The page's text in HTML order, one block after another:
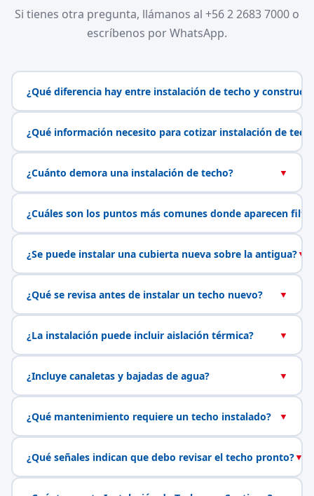
Si tienes otra pregunta, llámanos al +56 2 2683 7000 o
escríbenos por WhatsApp.
¿Qué diferencia hay entre instalación de techo y
¿Qué información necesito para cotizar instalación de
¿Cuánto demora una instalación de techo? ▼
¿Cuáles son los puntos más comunes donde aparecen
¿Se puede instalar una cubierta nueva sobre la antigua?▼
¿Qué se revisa antes de instalar un techo nuevo? ▼
¿La instalación puede incluir aislación térmica? ▼
¿Incluye canaletas y bajadas de agua? ▼
¿Qué mantenimiento requiere un techo instalado? ▼
¿Qué señales indican que debo revisar el techo pronto?▼